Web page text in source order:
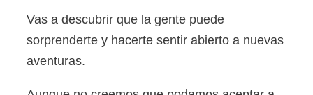
Vas a descubrir que la gente puede
sorprenderte y hacerte sentir abierto a nuevas
aventuras.